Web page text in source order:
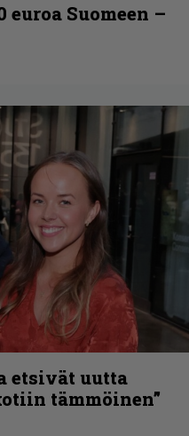
euroa Suomeen –
etsivät uutta
tämmöinen”